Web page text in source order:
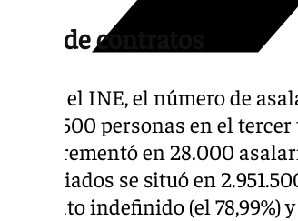
Tipo de contratos
Según el INE, el número de
en 24.500 personas en el
se incrementó en 28.000
asalariados se situó en
contrato indefinido (el 78,99%)